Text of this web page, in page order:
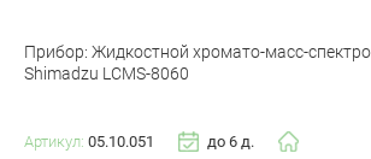
Прибор: Жидкостной хромато-масс-
Shimadzu LCMS-8060
Артикул: 05.10.051 до 6 д.